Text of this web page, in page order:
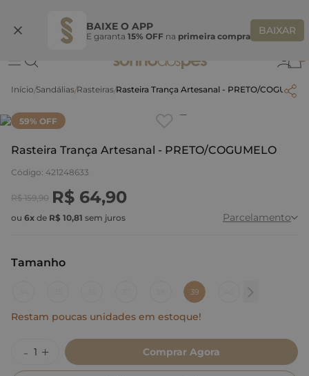
BAIXE O APP
E garanta 15% OFF na primeira compra BAIXAR
Ganhe 10% OFF na coleção utilizando o código do seu vendedor*
Sandálias Rasteiras Rasteira Trança Artesanal - PRETO/
59% OFF
Rasteira Trança Artesanal - PRETO/COGUMELO
Código: 421248633
R$ 159,90 R$ 64,90
ou 6x de R$ 10,81 sem juros Parcelamento
Tamanho
39
Restam poucas unidades em estoque!
Comprar Agora